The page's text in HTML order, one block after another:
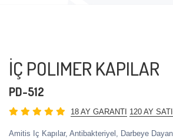
İÇ POLIMER KAPILAR
PD-512
18 AY GARANTI 120 AY
Amitis Iç Kapılar, Antibakteriyel, Darbeye